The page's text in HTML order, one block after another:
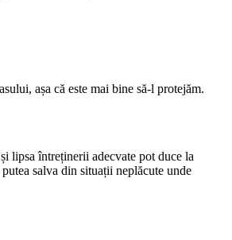
așa că este mai bine să-l protejăm.
lipsa întreținerii adecvate pot duce la
salva din situații neplăcute unde